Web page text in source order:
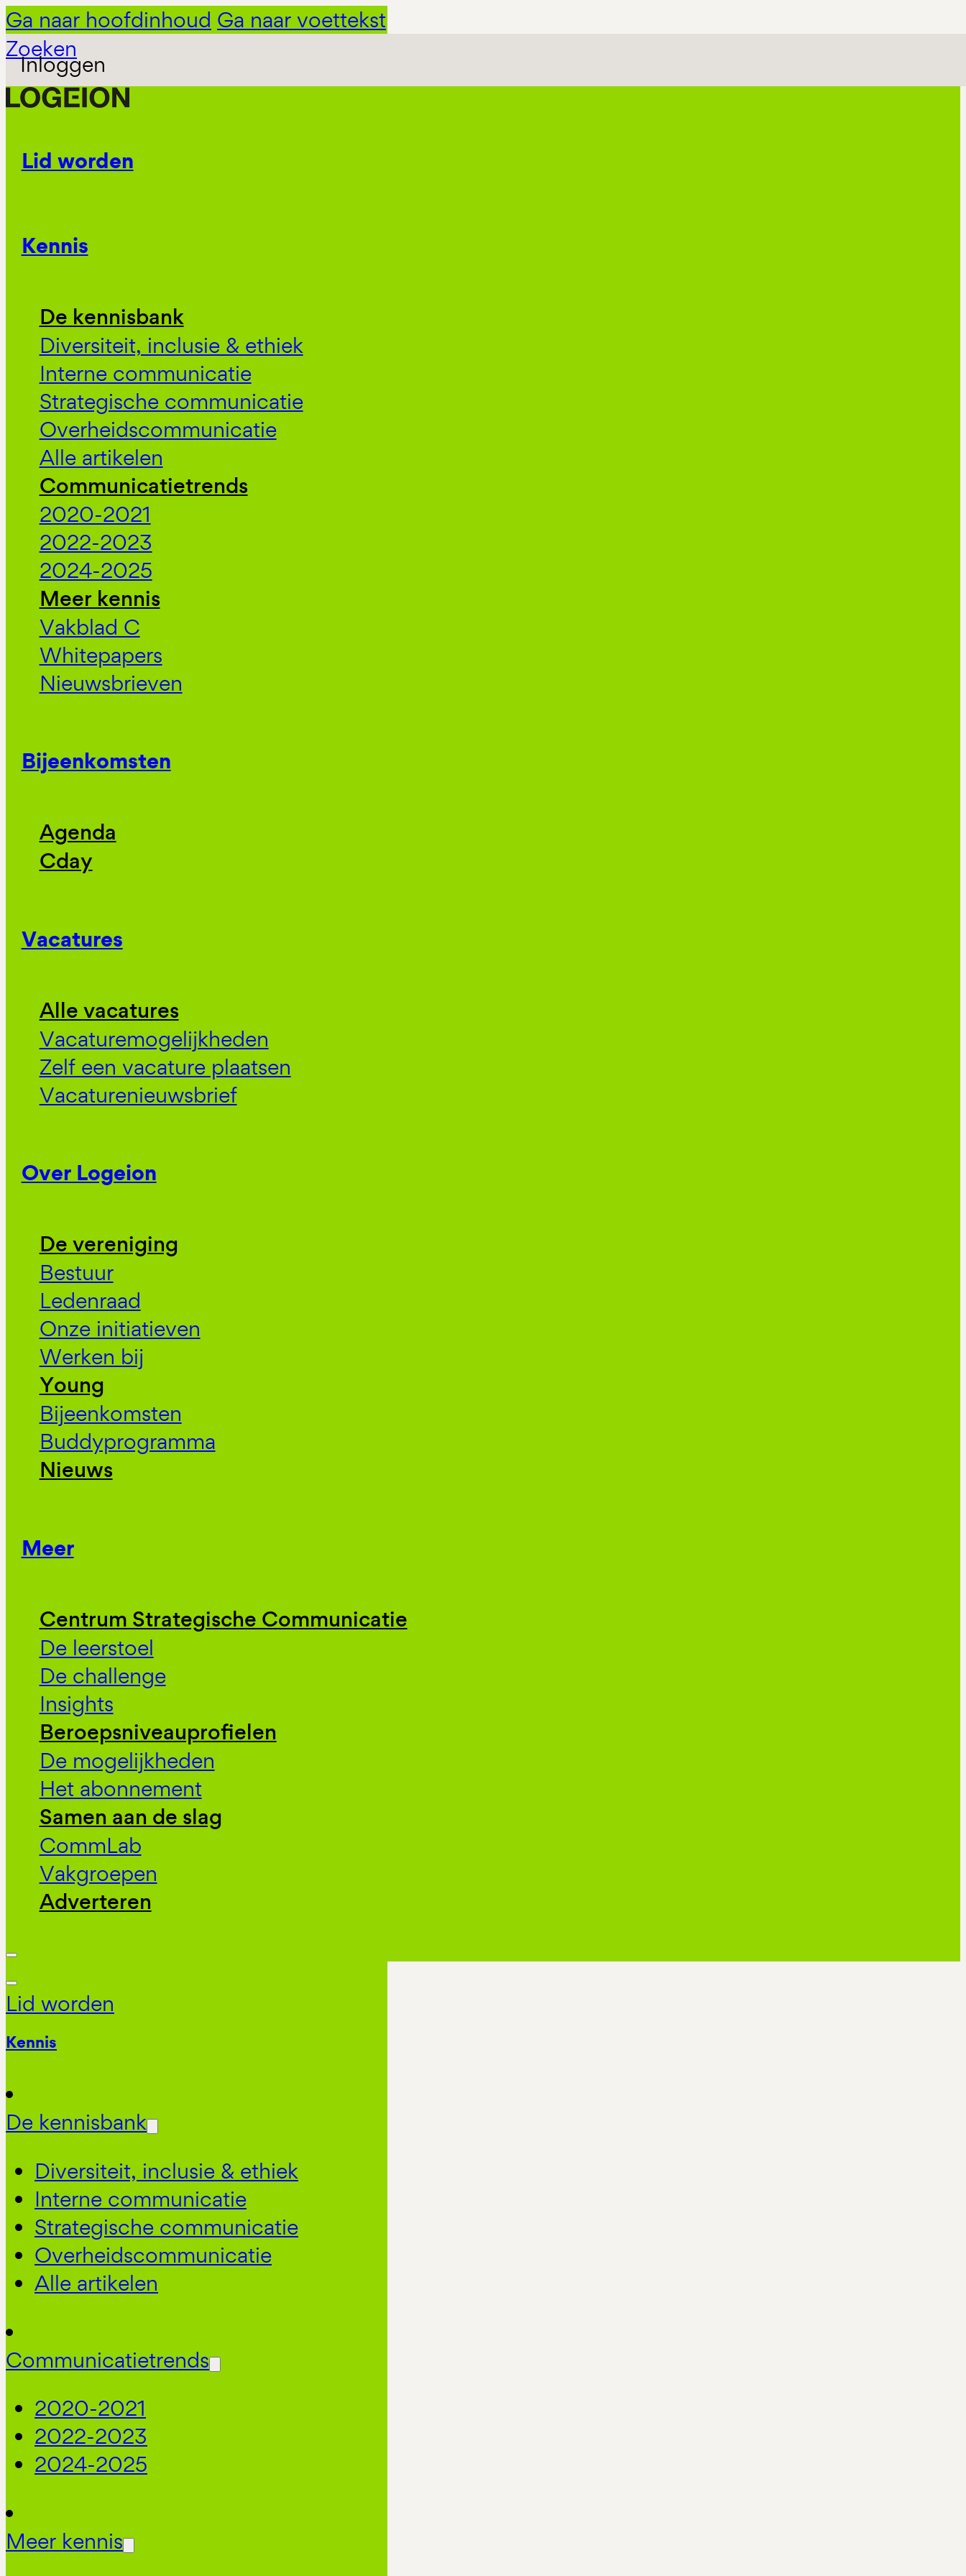
Ga naar hoofdinhoud Ga naar voettekst
Zoeken
Inloggen
Lid worden
Kennis
De kennisbank
Diversiteit, inclusie & ethiek
Interne communicatie
Strategische communicatie
Overheidscommunicatie
Alle artikelen
Communicatietrends
2020-2021
2022-2023
2024-2025
Meer kennis
Vakblad C
Whitepapers
Nieuwsbrieven
Bijeenkomsten
Agenda
Cday
Vacatures
Alle vacatures
Vacaturemogelijkheden
Zelf een vacature plaatsen
Vacaturenieuwsbrief
Over Logeion
De vereniging
Bestuur
Ledenraad
Onze initiatieven
Werken bij
Young
Bijeenkomsten
Buddyprogramma
Nieuws
Meer
Centrum Strategische Communicatie
De leerstoel
De challenge
Insights
Beroepsniveauprofielen
De mogelijkheden
Het abonnement
Samen aan de slag
CommLab
Vakgroepen
Adverteren
Lid worden
Kennis
De kennisbank
Diversiteit, inclusie & ethiek
Interne communicatie
Strategische communicatie
Overheidscommunicatie
Alle artikelen
Communicatietrends
2020-2021
2022-2023
2024-2025
Meer kennis